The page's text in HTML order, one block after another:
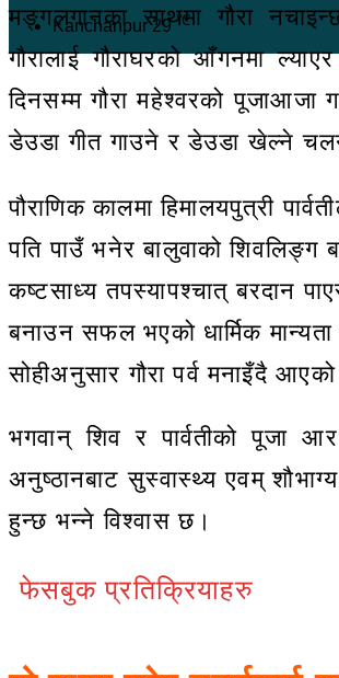
Kanchanpur 29℃
मङ्गलगानका साथमा गौरा
गौरालाई गौराघरको आँगनमा
दिनसम्म गौरा महेश्वरको पूजाआजा
डेउडा गीत गाउने र डेउडा खेल्ने
पौराणिक कालमा हिमालयपुत्री
पति पाउँ भनेर बालुवाको शिवलिङ्ग
कष्टसाध्य तपस्यापश्चात् बरदान
बनाउन सफल भएको धार्मिक
सोहीअनुसार गौरा पर्व मनाइँदै
भगवान् शिव र पार्वतीको पूजा
अनुष्ठानबाट सुस्वास्थ्य एवम् शौभाग्य
हुन्छ भन्ने विश्वास छ।
फेसबुक प्रतिक्रियाहरु